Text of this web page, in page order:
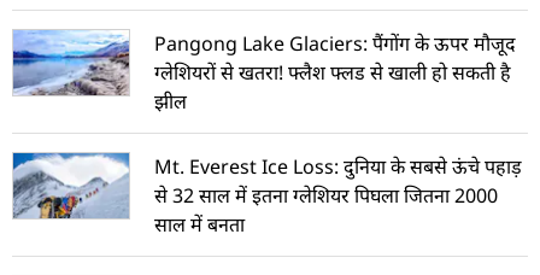
Pangong Lake Glaciers: पैंगोंग के ऊपर मौजूद
ग्लेशियरों से खतरा! फ्लैश फ्लड से खाली हो सकती है
झील
Mt. Everest Ice Loss: दुनिया के सबसे ऊंचे पहाड़
से 32 साल में इतना ग्लेशियर पिघला जितना 2000
साल में बनता